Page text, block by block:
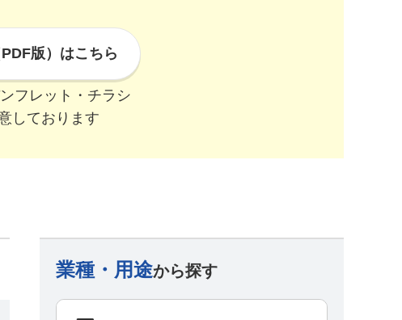
版）はこちら
フレット・チラシ
しております
業種・用途から探す